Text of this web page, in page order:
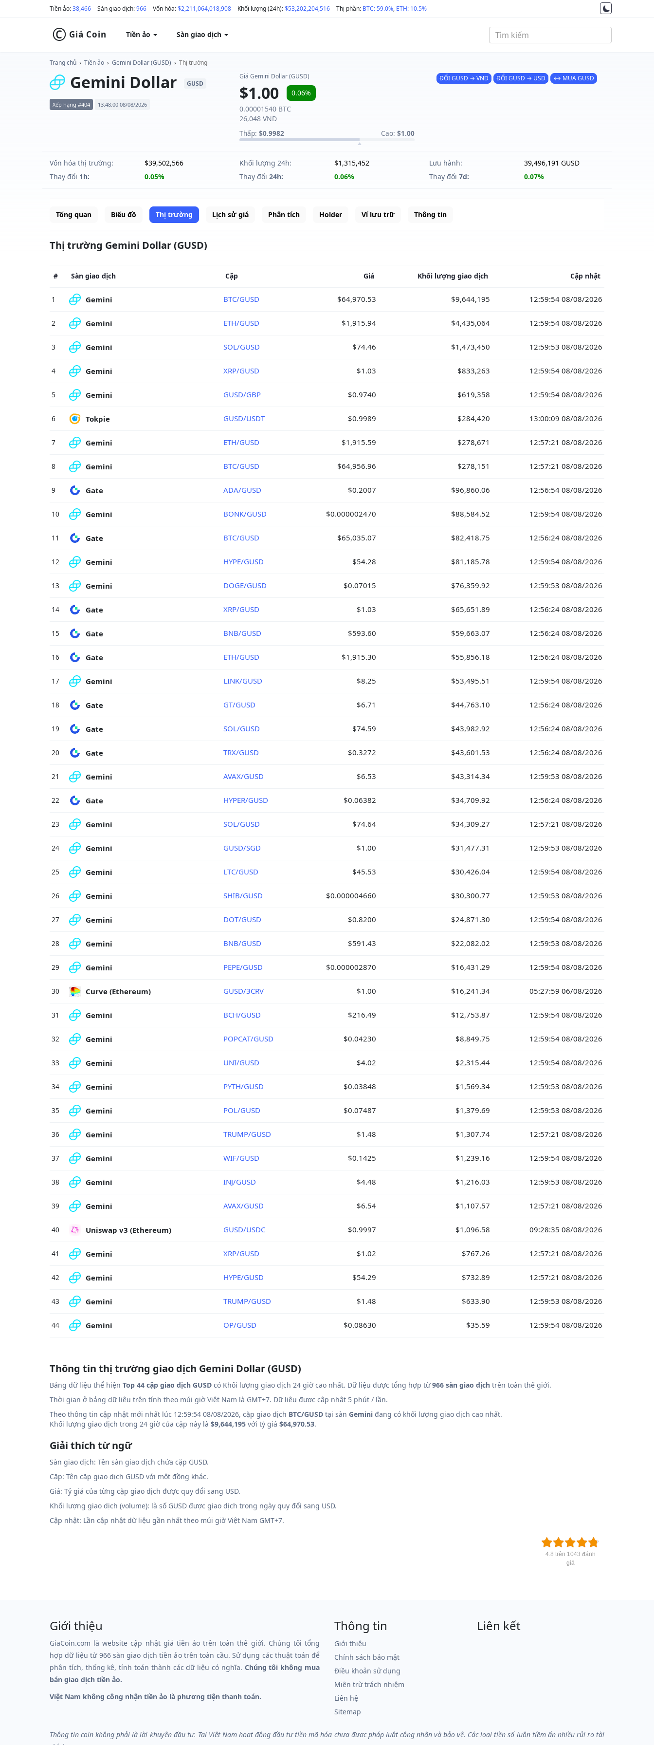
Tiền ảo:38,466 Sàn giao dịch:966 Vốn hóa:$2,211,064,018,908 Khối lượng (24h):$53,202,204,516 Thị phần: BTC: 59.0%, ETH: 10.5%
© Giá Coin Tiền ảo Sàn giao dịch
Trang chủ › Tiền ảo › Gemini Dollar (GUSD) › Thị trường
Gemini Dollar GUSD
Xếp hạng #404 13:48:00 08/08/2026
Giá Gemini Dollar (GUSD)
$1.00
0.06%
0.00001540 BTC
26,048 VND
Thấp: $0.9982 Cao: $1.00
ĐỔI GUSD → VND ĐỔI GUSD → USD ↔ MUA GUSD
Vốn hóa thị trường: $39,502,566 Khối lượng 24h: $1,315,452 Lưu hành:
39,496,191 GUSD
Thay đổi 1h: 0.05% Thay đổi 24h: 0.06% Thay đổi 7d: 0.07%
Tổng quan Biểu đồ Thị trường Lịch sử giá Phân tích Holder Ví lưu trữ Thông tin
Thị trường Gemini Dollar (GUSD)
# Sàn giao dịch Cặp Giá Khối lượng giao dịch Cập nhật
1 Gemini BTC/GUSD $64,970.53 $9,644,195 12:59:54 08/08/2026
2 Gemini ETH/GUSD $1,915.94 $4,435,064 12:59:54 08/08/2026
3 Gemini SOL/GUSD $74.46 $1,473,450 12:59:53 08/08/2026
4 Gemini XRP/GUSD $1.03 $833,263 12:59:54 08/08/2026
5 Gemini GUSD/GBP $0.9740 $619,358 12:59:54 08/08/2026
6 Tokpie GUSD/USDT $0.9989 $284,420 13:00:09 08/08/2026
7 Gemini ETH/GUSD $1,915.59 $278,671 12:57:21 08/08/2026
8 Gemini BTC/GUSD $64,956.96 $278,151 12:57:21 08/08/2026
9 Gate ADA/GUSD $0.2007 $96,860.06 12:56:54 08/08/2026
10 Gemini BONK/GUSD $0.000002470 $88,584.52 12:59:54 08/08/2026
11 Gate BTC/GUSD $65,035.07 $82,418.75 12:56:24 08/08/2026
12 Gemini HYPE/GUSD $54.28 $81,185.78 12:59:54 08/08/2026
13 Gemini DOGE/GUSD $0.07015 $76,359.92 12:59:53 08/08/2026
14 Gate XRP/GUSD $1.03 $65,651.89 12:56:24 08/08/2026
15 Gate BNB/GUSD $593.60 $59,663.07 12:56:24 08/08/2026
16 Gate ETH/GUSD $1,915.30 $55,856.18 12:56:24 08/08/2026
17 Gemini LINK/GUSD $8.25 $53,495.51 12:59:54 08/08/2026
18 Gate GT/GUSD $6.71 $44,763.10 12:56:24 08/08/2026
19 Gate SOL/GUSD $74.59 $43,982.92 12:56:24 08/08/2026
20 Gate TRX/GUSD $0.3272 $43,601.53 12:56:24 08/08/2026
21 Gemini AVAX/GUSD $6.53 $43,314.34 12:59:53 08/08/2026
22 Gate HYPER/GUSD $0.06382 $34,709.92 12:56:24 08/08/2026
23 Gemini SOL/GUSD $74.64 $34,309.27 12:57:21 08/08/2026
24 Gemini GUSD/SGD $1.00 $31,477.31 12:59:53 08/08/2026
25 Gemini LTC/GUSD $45.53 $30,426.04 12:59:54 08/08/2026
26 Gemini SHIB/GUSD $0.000004660 $30,300.77 12:59:53 08/08/2026
27 Gemini DOT/GUSD $0.8200 $24,871.30 12:59:54 08/08/2026
28 Gemini BNB/GUSD $591.43 $22,082.02 12:59:53 08/08/2026
29 Gemini PEPE/GUSD $0.000002870 $16,431.29 12:59:54 08/08/2026
30 Curve (Ethereum) GUSD/3CRV $1.00 $16,241.34 05:27:59 06/08/2026
31 Gemini BCH/GUSD $216.49 $12,753.87 12:59:54 08/08/2026
32 Gemini POPCAT/GUSD $0.04230 $8,849.75 12:59:54 08/08/2026
33 Gemini UNI/GUSD $4.02 $2,315.44 12:59:54 08/08/2026
34 Gemini PYTH/GUSD $0.03848 $1,569.34 12:59:53 08/08/2026
35 Gemini POL/GUSD $0.07487 $1,379.69 12:59:53 08/08/2026
36 Gemini TRUMP/GUSD $1.48 $1,307.74 12:57:21 08/08/2026
37 Gemini WIF/GUSD $0.1425 $1,239.16 12:59:54 08/08/2026
38 Gemini INJ/GUSD $4.48 $1,216.03 12:59:53 08/08/2026
39 Gemini AVAX/GUSD $6.54 $1,107.57 12:57:21 08/08/2026
40 Uniswap v3 (Ethereum) GUSD/USDC $0.9997 $1,096.58 09:28:35 08/08/2026
41 Gemini XRP/GUSD $1.02 $767.26 12:57:21 08/08/2026
42 Gemini HYPE/GUSD $54.29 $732.89 12:57:21 08/08/2026
43 Gemini TRUMP/GUSD $1.48 $633.90 12:59:53 08/08/2026
44 Gemini OP/GUSD $0.08630 $35.59 12:59:54 08/08/2026
Thông tin thị trường giao dịch Gemini Dollar (GUSD)
Bảng dữ liệu thể hiện Top 44 cặp giao dịch GUSD có Khối lượng giao dịch 24 giờ cao nhất. Dữ liệu được tổng hợp từ966 sàn giao dịch trên toàn thế giới.
Thời gian ở bảng dữ liệu trên tính theo múi giờ Việt Nam là GMT+7. Dữ liệu được cập nhật 5 phút / lần.
Theo thông tin cập nhật mới nhất lúc 12:59:54 08/08/2026, cặp giao dịch BTC/GUSD tại sàn Gemini đang có khối lượng giao dịch cao nhất.
Khối lượng giao dịch trong 24 giờ của cặp này là $9,644,195 với tỷ giá $64,970.53.
Giải thích từ ngữ
Sàn giao dịch: Tên sàn giao dịch chứa cặp GUSD.
Cặp: Tên cặp giao dịch GUSD với một đồng khác.
Giá: Tỷ giá của từng cặp giao dịch được quy đổi sang USD.
Khối lượng giao dịch (volume): là số GUSD được giao dịch trong ngày quy đổi sang USD.
Cập nhật: Lần cập nhật dữ liệu gần nhất theo múi giờ Việt Nam GMT+7.
4.8 trên 1043 đánh
giá
Giới thiệu
GiaCoin.com là website cập nhật giá tiền ảo trên toàn thế giới. Chúng tôi tổng
hợp dữ liệu từ 966 sàn giao dịch tiền ảo trên toàn cầu. Sử dụng các thuật toán để
phân tích, thống kê, tính toán thành các dữ liệu có nghĩa. Chúng tôi không mua
bán giao dịch tiền ảo.
Việt Nam không công nhận tiền ảo là phương tiện thanh toán.
Thông tin
Giới thiệu
Chính sách bảo mật
Điều khoản sử dụng
Miễn trừ trách nhiệm
Liên hệ
Sitemap
Liên kết
Thông tin coin không phải là lời khuyên đầu tư. Tại Việt Nam hoạt động đầu tư tiền mã hóa chưa được pháp luật công nhận và bảo vệ. Các loại tiền số luôn tiềm ẩn nhiều rủi ro tài